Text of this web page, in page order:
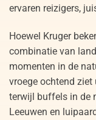
ervaren reizigers,
Hoewel Kruger
combinatie van
momenten in de
vroege ochtend
terwijl buffels in de
Leeuwen en